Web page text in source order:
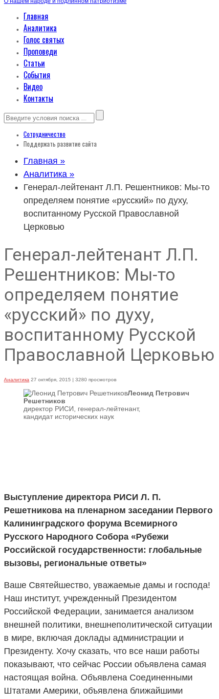
Главная
Аналитика
Голос святых
Проповеди
Статьи
События
Видео
Контакты
Сотрудничество
Поддержать развитие сайта
Главная »
Аналитика »
Генерал-лейтенант Л.П. Решентников: Мы-то
определяем понятие «русский» по духу,
воспитанному Русской Православной
Церковью
Генерал-лейтенант Л.П.
Решентников: Мы-то
определяем понятие
«русский» по духу,
воспитанному Русской
Православной Церковью
Аналитика 27 октября, 2015 | 3280 просмотров
Леонид Петрович
Решетников
директор РИСИ, генерал-лейтенант,
кандидат исторических наук
Выступление директора РИСИ Л. П.
Решетникова на пленарном заседании Первого
Калининградского форума Всемирного
Русского Народного Собора «Рубежи
Российской государственности: глобальные
вызовы, региональные ответы»
Ваше Святейшество, уважаемые дамы и господа!
Наш институт, учрежденный Президентом
Российской Федерации, занимается анализом
внешней политики, внешнеполитической ситуации
в мире, включая доклады администрации и
Президенту. Хочу сказать, что все наши работы
показывают, что сейчас России объявлена самая
настоящая война. Объявлена Соединенными
Штатами Америки, объявлена ближайшими